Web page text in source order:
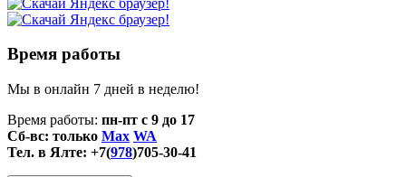
Время работы
Мы в онлайн 7 дней в неделю!
Время работы: пн-пт с 9 до 17
Сб-вс: только Max WA
Тел. в Ялте: +7(978)705-30-41